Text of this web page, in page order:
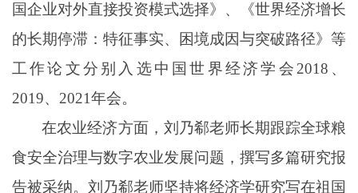
国企业对外直接投资模式选择》、《世界经济增长
的长期停滞：特征事实、困境成因与突破路径》等
工作论文分别入选中国世界经济学会2018 、
2019、 2021年会。
在农业经济方面，刘乃郗老师长期跟踪全球粮
食安全治理与数字农业发展问题，撰写多篇研究报
告被采纳。刘乃郗老师坚持将经济学研究写在祖国